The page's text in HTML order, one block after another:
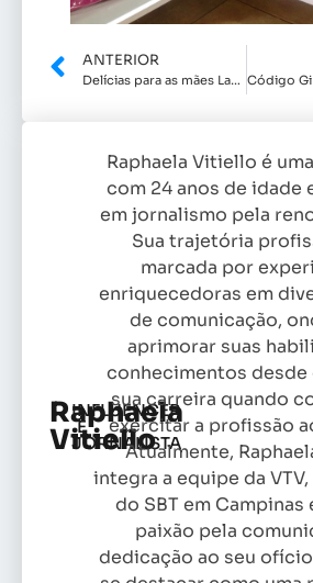
ANTERIOR
Delícias para as mães Lacinhos e Pontinhos
Raphaela
Vitiello
INFLUENCER
E
JORNALISTA
Raphaela Vitiello é
com 24 anos de idade
em jornalismo pela
Sua trajetória
marcada por
enriquecedoras em
de comunicação,
aprimorar suas
conhecimentos desde
sua carreira quando
exercitar a profissão
Atualmente,
integra a equipe da
do SBT em Campinas
paixão pela
dedicação ao seu